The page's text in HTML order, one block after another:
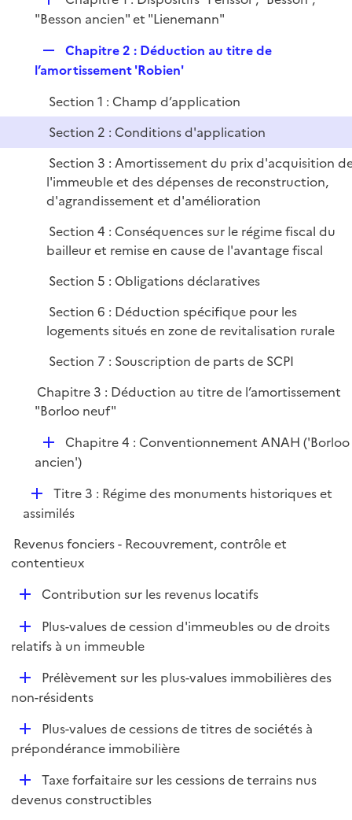
i é
i
r
"Besson ancien" et "Lienemann"
e
l
e
r
Chapitre 2 : Déduction au titre de
l’amortissement 'Robien'
Section 1 : Champ d’application
Section 2 : Conditions d'application
Section 3 : Amortissement du prix d'acquisition
l'immeuble et des dépenses de reconstruction,
d'agrandissement et d'amélioration
Section 4 : Conséquences sur le régime fiscal du
bailleur et remise en cause de l'avantage fiscal
Section 5 : Obligations déclaratives
Section 6 : Déduction spécifique pour les
logements situés en zone de revitalisation rurale
Section 7 : Souscription de parts de SCPI
Chapitre 3 : Déduction au titre de l’amortissement
"Borloo neuf"
D
é
l
i
r
Chapitre 4 : Conventionnement ANAH ('Borloo
ancien')
D
é
l
i
e
Titre 3 : Régime des monuments historiques et
assimilés
Revenus fonciers - Recouvrement, contrôle et
contentieux
D
l
Contribution sur les revenus locatifs
D
é
i
Plus-values de cession d'immeubles ou de droits
relatifs à un immeuble
D
é
i
Prélèvement sur les plus-values immobilières des
non-résidents
D
é
i
Plus-values de cessions de titres de sociétés à
prépondérance immobilière
D
é
Taxe forfaitaire sur les cessions de terrains nus
devenus constructibles